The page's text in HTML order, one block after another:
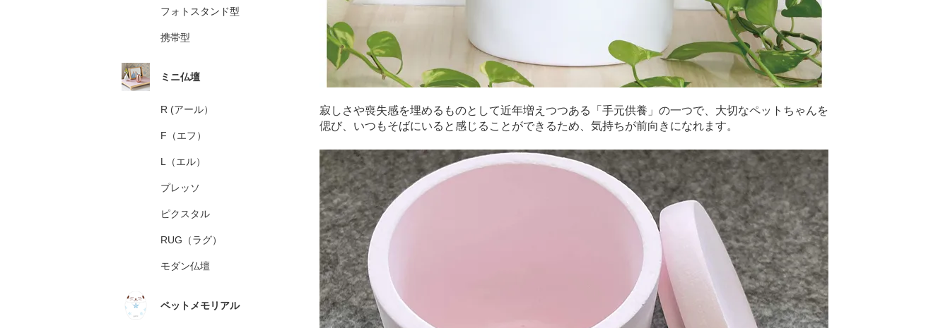
寂しさや喪失感を埋めるものとして近年増えつつある「手元供養」の一つで、大切なペットちゃんを
偲び、いつもそばにいると感じることができるため、気持ちが前向きになれます。
フォトスタンド型
携帯型
ミニ仏壇
R (アール）
F（エフ）
L（エル）
プレッソ
ピクスタル
RUG（ラグ）
モダン仏壇
ペットメモリアル